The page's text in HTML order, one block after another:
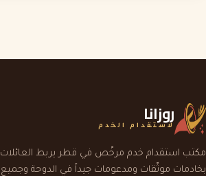
روزانا
لاستقدام الخدم
مكتب استقدام خدم مرخّص في قطر يربط العائلات
بخادمات موثّقات ومدعومات جيداً في الدوحة وجميع